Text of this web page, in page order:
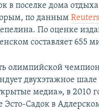
в поселке дома
по даннымReuters
По оценке
составляет 655
олимпийской
двухэтажное
медиа», в 2010
Эсто-Садок в